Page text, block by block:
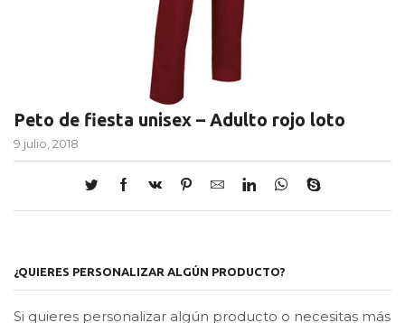
Peto de fiesta unisex – Adulto rojo loto
9 julio, 2018
¿QUIERES PERSONALIZAR ALGÚN PRODUCTO?
Si quieres personalizar algún producto o necesitas más